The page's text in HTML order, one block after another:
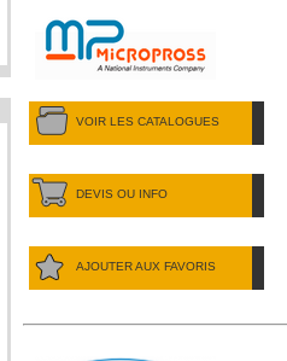
VOIR LES CATALOGUES
DEVIS OU INFO
AJOUTER AUX FAVORIS